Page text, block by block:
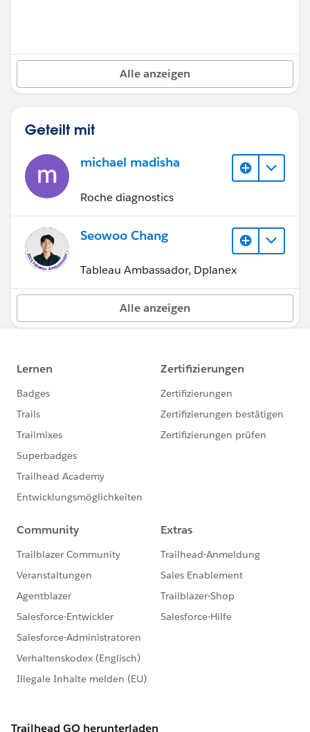
Alle anzeigen
Geteilt mit
michael madisha
Roche diagnostics
Seowoo Chang
Tableau Ambassador, Dplanex
Alle anzeigen